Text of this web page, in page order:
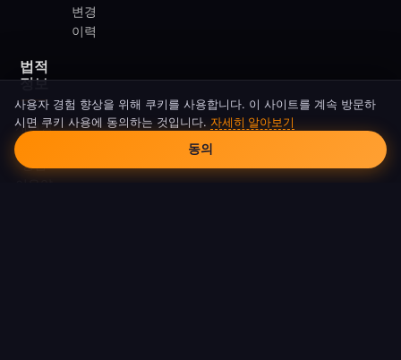
변경
이력
법적
정보
개인정
보처리
방침
쿠키 동의
사용자 경험 향상을 위해 쿠키를 사용합니다. 이 사이트를 계속 방문하
시면 쿠키 사용에 동의하는 것입니다. 자세히 알아보기
동의